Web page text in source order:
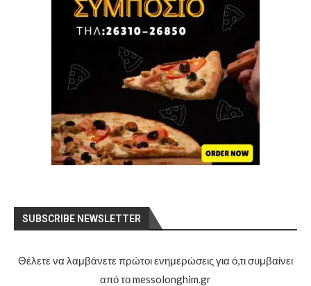
SUBSCRIBE NEWSLETTER
Θέλετε να λαμβάνετε πρώτοι ενημερώσεις για ό,τι συμβαίνει
από το messolonghim.gr